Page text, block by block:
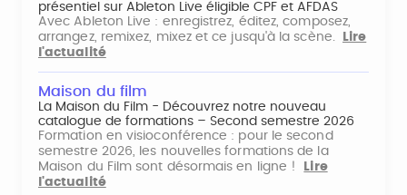
présentiel sur Ableton Live éligible CPF et AFDAS
Avec Ableton Live : enregistrez, éditez, composez,
arrangez, remixez, mixez et ce jusqu'à la scène.
Lire
l'actualité
Maison du film
La Maison du Film - Découvrez notre nouveau
catalogue de formations – Second semestre 2026
Formation en visioconférence : pour le second
semestre 2026, les nouvelles formations de la
Maison du Film sont désormais en ligne !
Lire
l'actualité